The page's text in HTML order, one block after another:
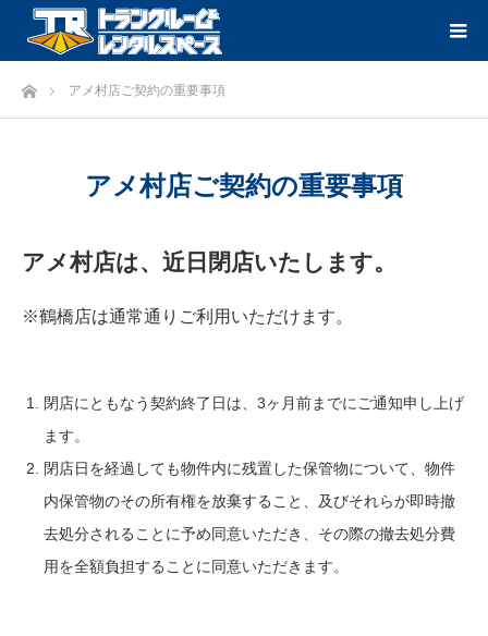
ホームアメ村店ご契約の重要事項
アメ村店ご契約の重要事項
アメ村店は、近日閉店いたします。
※鶴橋店は通常通りご利用いただけます。
閉店にともなう契約終了日は、3ヶ月前までにご通知申し上げ
ます。
閉店日を経過しても物件内に残置した保管物について、物件
内保管物のその所有権を放棄すること、及びそれらが即時撤
去処分されることに予め同意いただき、その際の撤去処分費
用を全額負担することに同意いただきます。